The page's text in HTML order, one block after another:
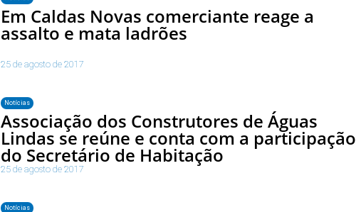
Em Caldas Novas comerciante reage a
assalto e mata ladrões
25 de agosto de 2017
Notícias
Associação dos Construtores de Águas
Lindas se reúne e conta com a participação
do Secretário de Habitação
25 de agosto de 2017
Notícias